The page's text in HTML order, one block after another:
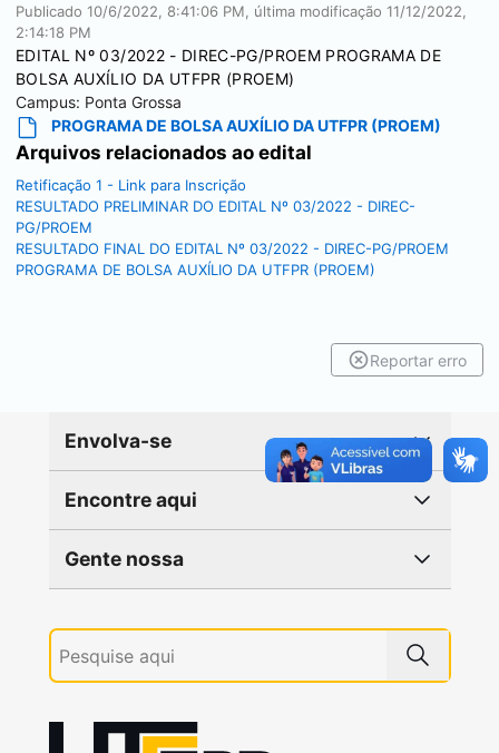
Publicado 10/6/2022, 8:41:06 PM , última modificação 11/12/2022,
2:14:18 PM
EDITAL Nº 03/2022 - DIREC-PG/PROEM PROGRAMA DE
BOLSA AUXÍLIO DA UTFPR (PROEM)
Campus: Ponta Grossa
PROGRAMA DE BOLSA AUXÍLIO DA UTFPR (PROEM)
Arquivos relacionados ao edital
Retificação 1 - Link para Inscrição
RESULTADO PRELIMINAR DO EDITAL Nº 03/2022 - DIREC-
PG/PROEM
RESULTADO FINAL DO EDITAL Nº 03/2022 - DIREC-PG/PROEM
PROGRAMA DE BOLSA AUXÍLIO DA UTFPR (PROEM)
Reportar erro
Envolva-se
Encontre aqui
Gente nossa